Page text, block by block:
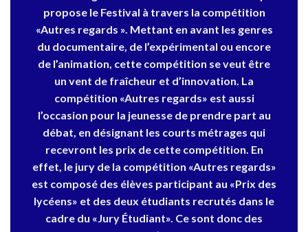
propose le Festival à travers la compétition
«Autres regards ». Mettant en avant les genres
du documentaire, de l’expérimental ou encore
de l’animation, cette compétition se veut être
un vent de fraîcheur et d’innovation. La
compétition «Autres regards» est aussi
l’occasion pour la jeunesse de prendre part au
débat, en désignant les courts métrages qui
recevront les prix de cette compétition. En
effet, le jury de la compétition «Autres regards»
est composé des élèves participant au «Prix des
lycéens» et des deux étudiants recrutés dans le
cadre du «Jury Étudiant». Ce sont donc des